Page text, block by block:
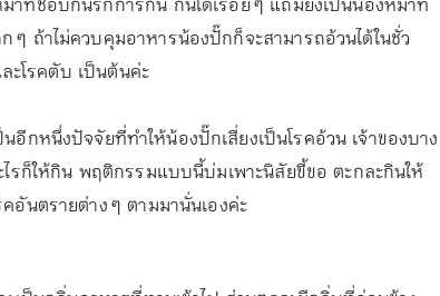
ถ้าไม่ควบคุมอาหารน้องปั๊กก็จะสามารถอ้วนได้ในชั่ว
ะโรคตับ เป็นต้นค่ะ
กหนึ่งปัจจัยที่ทำให้น้องปั๊กเสี่ยงเป็นโรคอ้วน เจ้าของบาง
ก็ให้กิน พฤติกรรมแบบนี้บ่มเพาะนิสัยขี้ขอ ตะกละกินให้
อันตรายต่าง ๆ ตามมานั่นเองค่ะ